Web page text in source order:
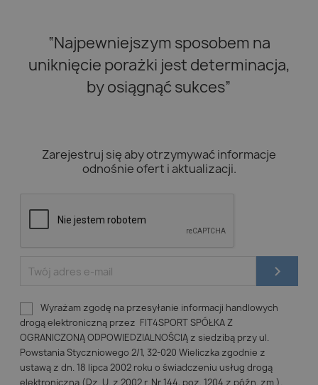
“Najpewniejszym sposobem na
uniknięcie porażki jest determinacja,
by osiągnąć sukces”
Zarejestruj się aby otrzymywać informacje
odnośnie ofert i aktualizacji.
Wyrażam zgodę na przesyłanie informacji handlowych
drogą elektroniczną przez FIT4SPORT SPÓŁKA Z
OGRANICZONĄ ODPOWIEDZIALNOŚCIĄ z siedzibą przy ul.
Powstania Styczniowego 2/1, 32-020 Wieliczka zgodnie z
ustawą z dn. 18 lipca 2002 roku o świadczeniu usług drogą